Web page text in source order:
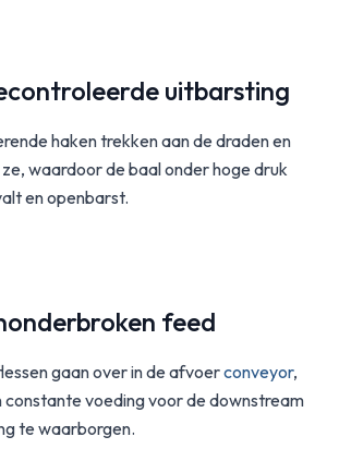
uitbarsting
haken trekken aan de draden en
waardoor de baal onder hoge druk
en openbarst.
feed
gaan over in de afvoerconveyor,
constante voeding voor de downstream
te waarborgen.